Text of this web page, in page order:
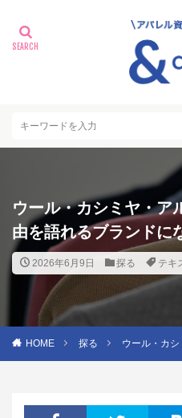
ウール・カシミヤ・ア
由を語れるブランドに
2026年6月9日 探る テキ
HOME 探る ウール・カ